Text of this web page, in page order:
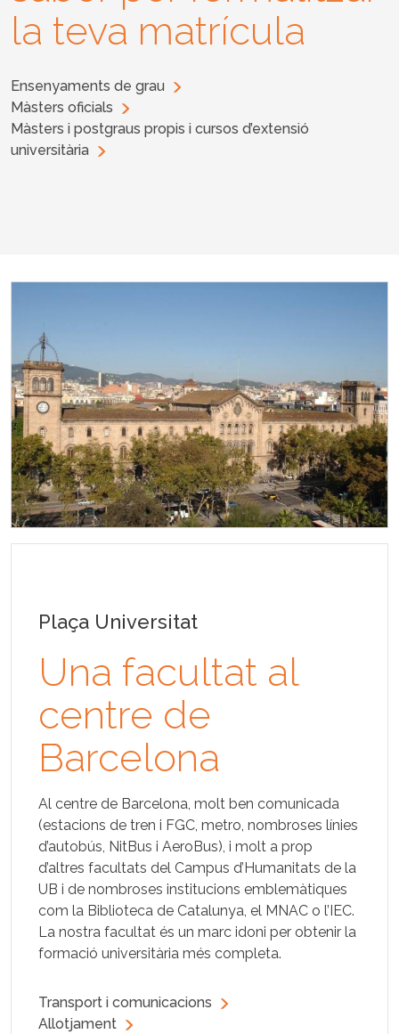
la teva matrícula
Ensenyaments de grau
Màsters oficials
Màsters i postgraus propis i cursos d’extensió
universitària
Plaça Universitat
Una facultat al
centre de
Barcelona
Al centre de Barcelona, molt ben comunicada
(estacions de tren i FGC, metro, nombroses línies
d’autobús, NitBus i AeroBus), i molt a prop
d’altres facultats del Campus d’Humanitats de la
UB i de nombroses institucions emblemàtiques
com la Biblioteca de Catalunya, el MNAC o l’IEC.
La nostra facultat és un marc idoni per obtenir la
formació universitària més completa.
Transport i comunicacions
Allotjament